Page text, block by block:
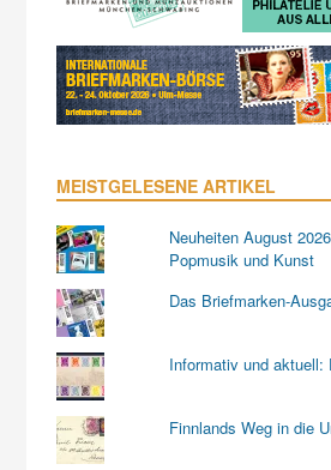
MEISTGELESENE ARTIKEL
Neuheiten August
Popmusik und Kunst
Das Briefmarken-
Informativ und aktuell:
Finnlands Weg in die